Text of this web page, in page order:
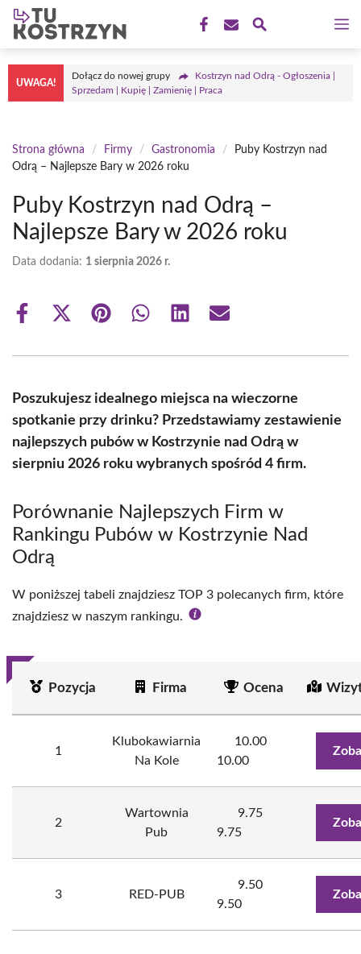
Przejdź
treści
UWAGA!
Dołącz do nowej grupy
Kostrzyn nad Odrą - Ogłoszenia |
Sprzedam | Kupię | Zamienię | Praca
Strona główna / Firmy / Gastronomia /
Puby Kostrzyn nad
Odrą – Najlepsze Bary w 2026 roku
Puby Kostrzyn nad Odrą –
Najlepsze Bary w 2026 roku
Data dodania: 1 sierpnia 2026 r.
Share
Share
(Twitter)
Share Share Share Share
Poszukujesz idealnego miejsca na wieczorne
spotkanie przy drinku? Przedstawiamy zestawienie
najlepszych pubów w Kostrzynie nad Odrą w
sierpniu 2026 roku wybranych spośród 4 firm.
Porównanie Najlepszych Firm w
Rankingu Pubów w Kostrzynie Nad
Odrą
W poniższej tabeli znajdziesz TOP 3 polecanych firm, które
znajdziesz w naszym rankingu.
Pozycja Firma Ocena
1
Klubokawiarnia
Na Kole
10.00
10.00
2
Wartownia
Pub
9.75
9.75
3 RED-PUB
9.50
9.50